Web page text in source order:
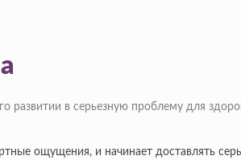
в серьезную проблему для
ощущения, и начинает доставлять